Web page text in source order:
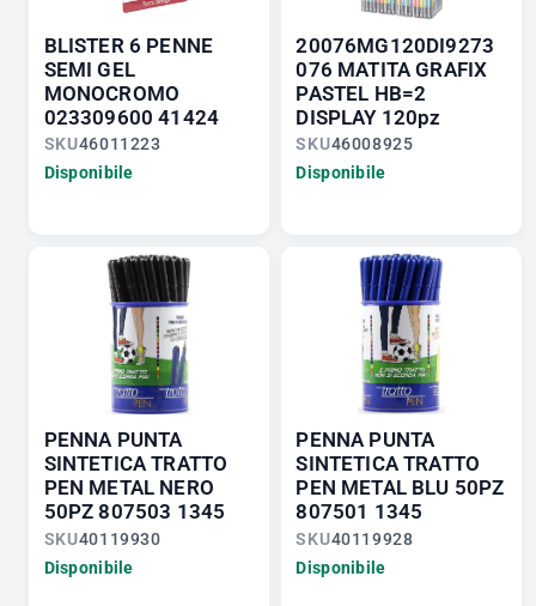
BLISTER 6 PENNE
SEMI GEL
MONOCROMO
023309600 41424
SKU46011223
Disponibile
20076MG120DI9273
076 MATITA GRAFIX
PASTEL HB=2
DISPLAY 120pz
SKU46008925
Disponibile
PENNA PUNTA
SINTETICA TRATTO
PEN METAL NERO
50PZ 807503 1345
SKU40119930
Disponibile
PENNA PUNTA
SINTETICA TRATTO
PEN METAL BLU 50PZ
807501 1345
SKU40119928
Disponibile